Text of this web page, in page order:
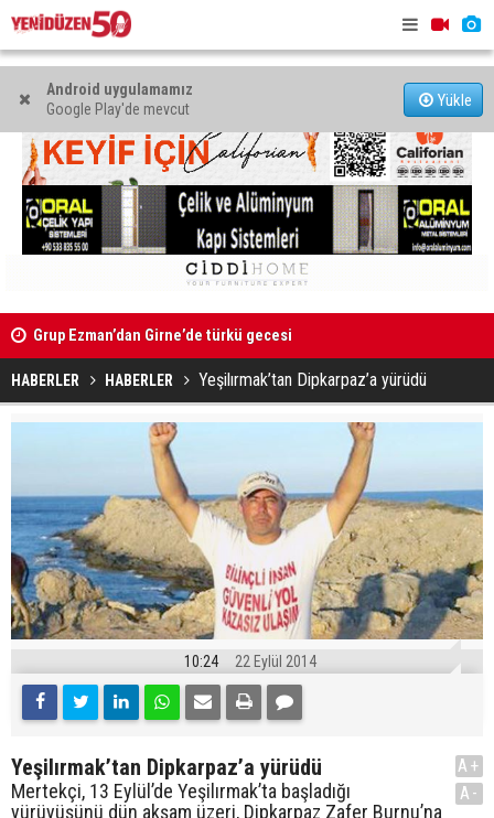
Android uygulamamız
Google Play'de mevcut
Yükle
Kıbrıs’ın güneyinde yıllık enflasyon temmuzda yüzde 2,9
oldu başlatıldı
HABERLER HABERLER Yeşilırmak’tan Dipkarpaz’a yürüdü
10:24 22 Eylül 2014
Yeşilırmak’tan Dipkarpaz’a yürüdü
Mertekçi, 13 Eylül’de Yeşilırmak’ta başladığı
yürüyüşünü dün akşam üzeri, Dipkarpaz Zafer Burnu’na
A+
A-